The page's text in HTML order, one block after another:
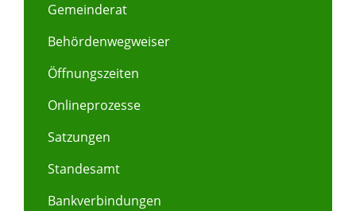
Gemeinderat
Behördenwegweiser
Öffnungszeiten
Onlineprozesse
Satzungen
Standesamt
Bankverbindungen